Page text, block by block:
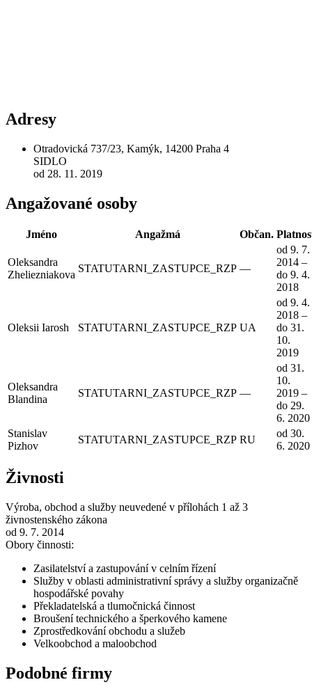
Adresy
Otradovická 737/23, Kamýk, 14200 Praha 4
SIDLO
od 28. 11. 2019
Angažované osoby
Jméno Angažmá Občan.
Oleksandra
Zheliezniakova
STATUTARNI_ZASTUPCE_RZP —
od 9. 7.
2014 –
do 9. 4.
2018
Oleksii Iarosh STATUTARNI_ZASTUPCE_RZP UA
od 9. 4.
2018 –
do 31.
10.
2019
Oleksandra
Blandina
STATUTARNI_ZASTUPCE_RZP —
od 31.
10.
2019 –
do 29.
6. 2020
Stanislav
Pizhov
STATUTARNI_ZASTUPCE_RZP RU
od 30.
6. 2020
Živnosti
Výroba, obchod a služby neuvedené v přílohách 1 až 3
živnostenského zákona
od 9. 7. 2014
Obory činnosti:
Zasilatelství a zastupování v celním řízení
Služby v oblasti administrativní správy a služby organizačně
hospodářské povahy
Překladatelská a tlumočnická činnost
Broušení technického a šperkového kamene
Zprostředkování obchodu a služeb
Velkoobchod a maloobchod
Podobné firmy